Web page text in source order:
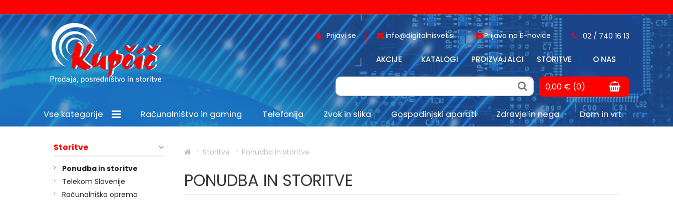
Prijavi se info@digitalnisvet.si Prijava na E-novice 02 / 740 16 13
AKCIJE KATALOGI PROIZVAJALCI STORITVE O NAS
0,00 € (0)
Vse kategorije Računalništvo in gaming Telefonija Zvok in slika Gospodinjski aparati Zdravje in nega Dom in vrt
Storitve
Ponudba in storitve
Telekom Slovenije
Računalniška oprema
Storitve Ponudba in storitve
PONUDBA IN STORITVE